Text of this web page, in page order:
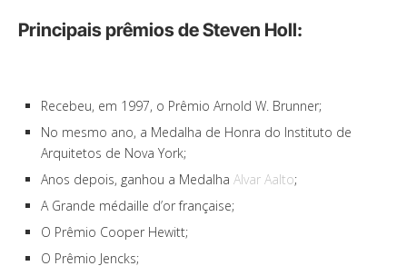
Principais prêmios de Steven Holl:
Recebeu, em 1997, o Prêmio Arnold W. Brunner;
No mesmo ano, a Medalha de Honra do Instituto de
Arquitetos de Nova York;
Anos depois, ganhou a Medalha Alvar Aalto;
A Grande médaille d’or française;
O Prêmio Cooper Hewitt;
O Prêmio Jencks;